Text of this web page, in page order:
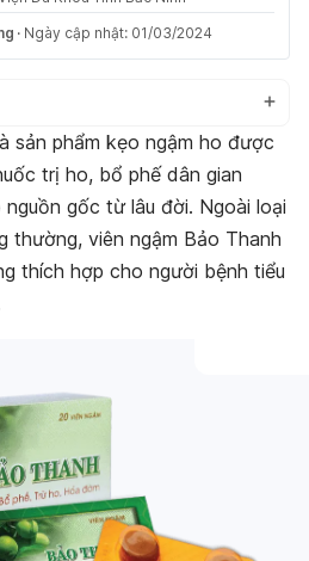
· Ngày cập nhật: 01/03/2024
sản phẩm kẹo ngậm ho được
trị ho, bổ phế dân gian
gốc từ lâu đời. Ngoài loại
thường, viên ngậm Bảo Thanh
thích hợp cho người bệnh tiểu